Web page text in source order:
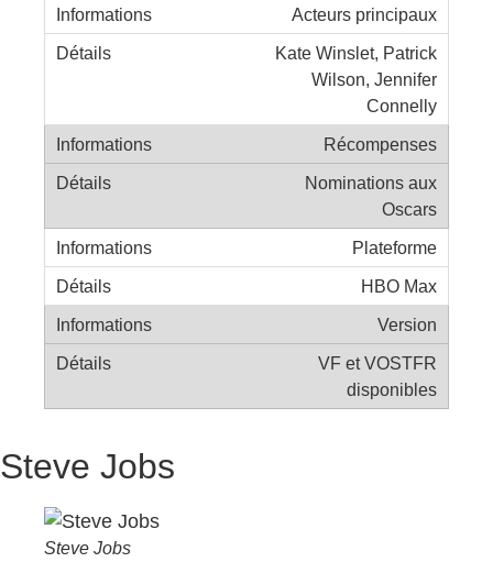
Acteurs principaux
Kate Winslet, Patrick
Wilson, Jennifer
Connelly
Récompenses
Nominations aux
Oscars
Plateforme
HBO Max
Version
VF et VOSTFR
disponibles
Steve Jobs
Steve Jobs